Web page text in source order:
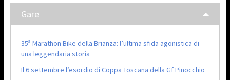
Gare
35ª Marathon Bike della Brianza: l’ultima sfida agonistica di
una leggendaria storia
Il 6 settembre l’esordio di Coppa Toscana della Gf Pinocchio